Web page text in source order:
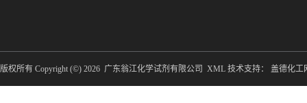
版权所有 Copyright (©) 2026 广东翁江化学试剂有限公司 XML 技术支持： 盖德化工